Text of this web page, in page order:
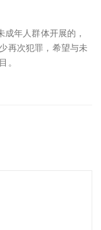
年人群体开展的，
再次犯罪，希望与未
。